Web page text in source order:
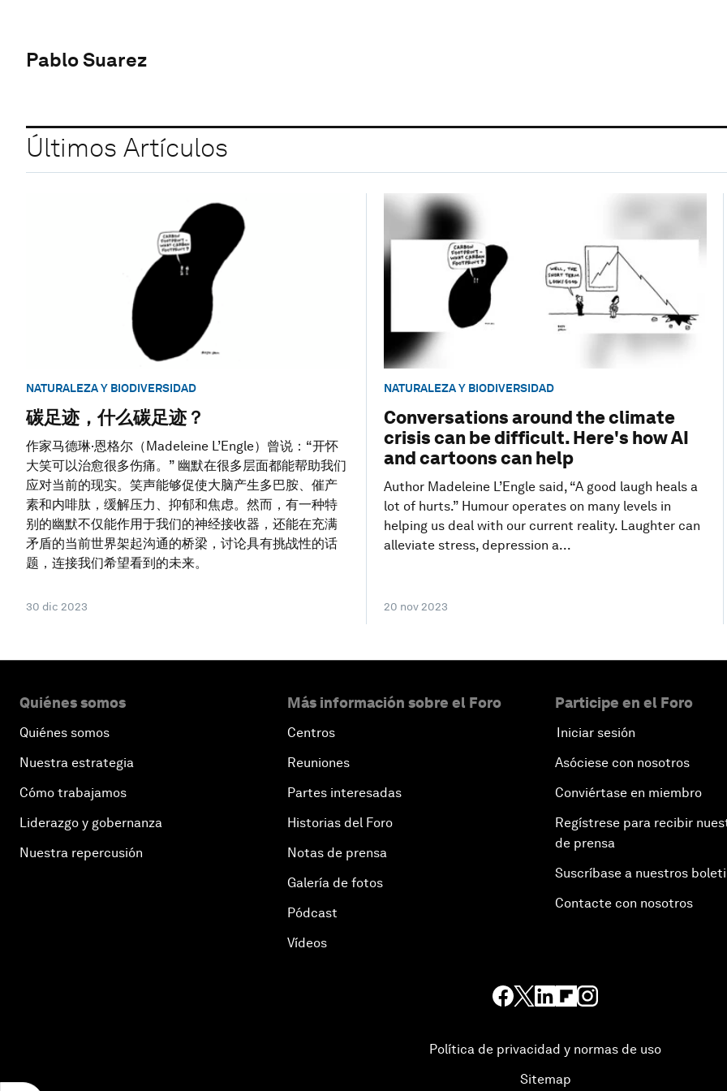
Pablo Suarez
Últimos Artículos
NATURALEZA Y BIODIVERSIDAD
碳足迹，什么碳足迹？
作家马德琳·恩格尔（Madeleine L’Engle）曾说：“开怀
大笑可以治愈很多伤痛。” 幽默在很多层面都能帮助我们
应对当前的现实。笑声能够促使大脑产生多巴胺、催产
素和内啡肽，缓解压力、抑郁和焦虑。然而，有一种特
别的幽默不仅能作用于我们的神经接收器，还能在充满
矛盾的当前世界架起沟通的桥梁，讨论具有挑战性的话
题，连接我们希望看到的未来。
30 dic 2023
NATURALEZA Y BIODIVERSIDAD
Conversations around the climate
crisis can be difficult. Here's how AI
and cartoons can help
Author Madeleine L’Engle said, “A good laugh heals a
lot of hurts.” Humour operates on many levels in
helping us deal with our current reality. Laughter can
alleviate stress, depression a...
20 nov 2023
Quiénes somos
Quiénes somos
Nuestra estrategia
Cómo trabajamos
Liderazgo y gobernanza
Nuestra repercusión
Más información sobre el Foro
Centros
Reuniones
Partes interesadas
Historias del Foro
Notas de prensa
Galería de fotos
Pódcast
Vídeos
Participe en el Foro
Iniciar sesión
Asóciese con nosotros
Conviértase en miembro
Regístrese para recibir
de prensa
Suscríbase a nuestros
Contacte con nosotros
Política de privacidad y normas de uso
Sitemap